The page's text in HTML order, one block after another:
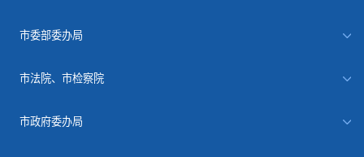
市委部委办局
市法院、市检察院
市政府委办局